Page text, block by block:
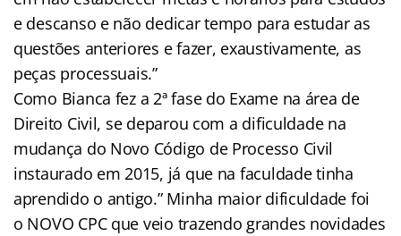
e descanso e não dedicar tempo para estudar as
questões anteriores e fazer, exaustivamente, as
peças processuais.”
Como Bianca fez a 2ª fase do Exame na área de
Direito Civil, se deparou com a dificuldade na
mudança do Novo Código de Processo Civil
instaurado em 2015, já que na faculdade tinha
aprendido o antigo.” Minha maior dificuldade foi
o NOVO CPC que veio trazendo grandes novidades